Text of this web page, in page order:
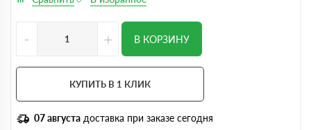
- + В КОРЗИНУ
КУПИТЬ В 1 КЛИК
07 августа доставка при заказе сегодня